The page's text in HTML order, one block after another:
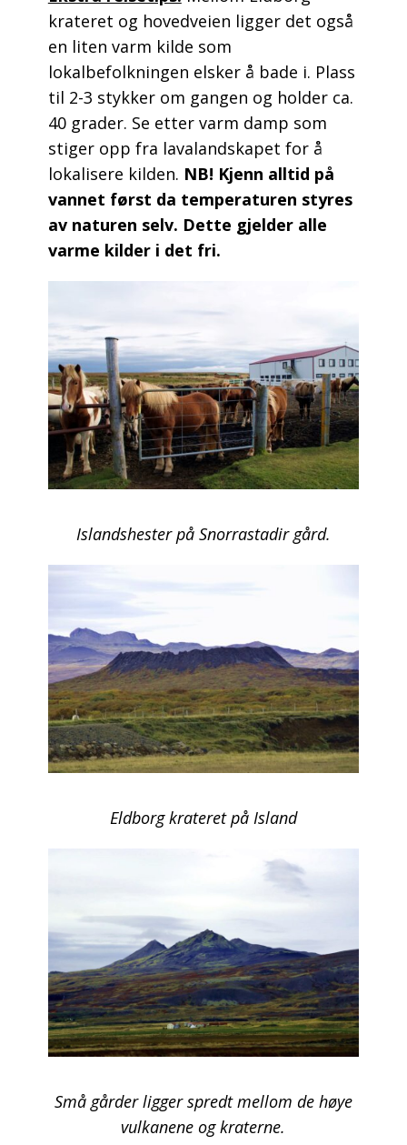
krateret og hovedveien ligger det også
en liten varm kilde som
lokalbefolkningen elsker å bade i. Plass
til 2-3 stykker om gangen og holder ca.
40 grader. Se etter varm damp som
stiger opp fra lavalandskapet for å
lokalisere kilden. NB! Kjenn alltid på
vannet først da temperaturen styres
av naturen selv. Dette gjelder alle
varme kilder i det fri.
Islandshester på Snorrastadir gård.
Eldborg krateret på Island
Små gårder ligger spredt mellom de høye
vulkanene og kraterne.